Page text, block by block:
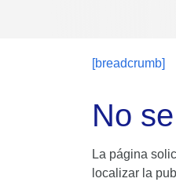
[breadcrumb]
No
La página
localizar la